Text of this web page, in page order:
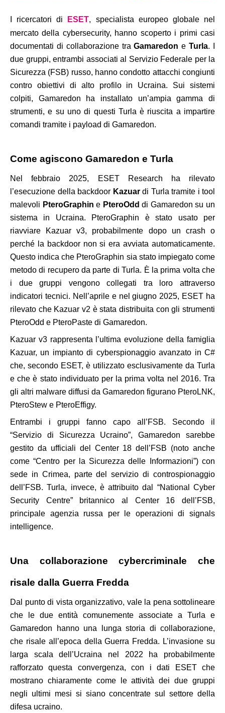
I ricercatori di ESET, specialista europeo globale nel
mercato della cybersecurity, hanno scoperto i primi casi
documentati di collaborazione traGamaredon eTurla. I
due gruppi, entrambi associati al Servizio Federale per la
Sicurezza (FSB) russo, hanno condotto attacchi congiunti
contro obiettivi di alto profilo in Ucraina. Sui sistemi
colpiti, Gamaredon ha installato un’ampia gamma di
strumenti, e su uno di questi Turla è riuscita a impartire
comandi tramite i payload di Gamaredon.
Come agiscono Gamaredon e Turla
Nel febbraio 2025, ESET Research ha rilevato
l’esecuzione della backdoor Kazuardi Turla tramite i tool
malevoli PteroGraphin e PteroOdd di Gamaredon su un
sistema in Ucraina. PteroGraphin è stato usato per
riavviare Kazuar v3, probabilmente dopo un crash o
perché la backdoor non si era avviata automaticamente.
Questo indica che PteroGraphin sia stato impiegato come
metodo di recupero da parte di Turla. È la prima volta che
i due gruppi vengono collegati tra loro attraverso
indicatori tecnici. Nell’aprile e nel giugno 2025, ESET ha
rilevato che Kazuar v2 è stata distribuita con gli strumenti
PteroOdd e PteroPaste di Gamaredon.
Kazuar v3 rappresenta l’ultima evoluzione della famiglia
Kazuar, un impianto di cyberspionaggio avanzato in C#
che, secondo ESET, è utilizzato esclusivamente da Turla
e che è stato individuato per la prima volta nel 2016. Tra
gli altri malware diffusi da Gamaredon figurano PteroLNK,
PteroStew e PteroEffigy.
Entrambi i gruppi fanno capo all’FSB. Secondo il
“Servizio di Sicurezza Ucraino”, Gamaredon sarebbe
gestito da ufficiali del Center 18 dell’FSB (noto anche
come “Centro per la Sicurezza delle Informazioni”) con
sede in Crimea, parte del servizio di controspionaggio
dell’FSB. Turla, invece, è attribuito dal “National Cyber
Security Centre” britannico al Center 16 dell’FSB,
principale agenzia russa per le operazioni di signals
intelligence.
Una collaborazione cybercriminale che
risale dalla Guerra Fredda
Dal punto di vista organizzativo, vale la pena sottolineare
che le due entità comunemente associate a Turla e
Gamaredon hanno una lunga storia di collaborazione,
che risale all’epoca della Guerra Fredda. L’invasione su
larga scala dell’Ucraina nel 2022 ha probabilmente
rafforzato questa convergenza, con i dati ESET che
mostrano chiaramente come le attività dei due gruppi
negli ultimi mesi si siano concentrate sul settore della
difesa ucraino.